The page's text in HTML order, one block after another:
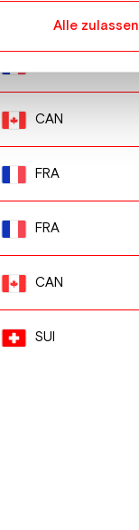
Alle zulassen
CAN
FRA
FRA
CAN
SUI